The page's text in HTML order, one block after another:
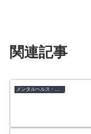
関連記事
メンタルヘルス・マネジメント検定